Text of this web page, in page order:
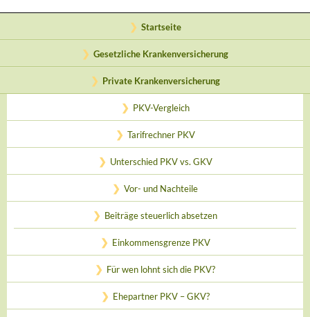
Startseite
Gesetzliche Krankenversicherung
Private Krankenversicherung
PKV-Vergleich
Tarifrechner PKV
Unterschied PKV vs. GKV
Vor- und Nachteile
Beiträge steuerlich absetzen
Einkommensgrenze PKV
Für wen lohnt sich die PKV?
Ehepartner PKV – GKV?